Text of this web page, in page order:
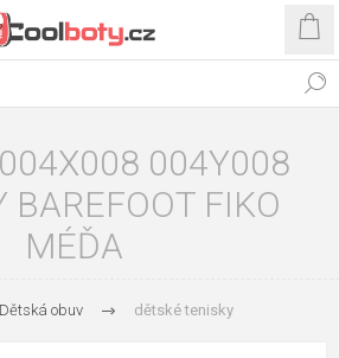
004Y008
BAREFOOT FIKO
MÉĎA
Dětská obuv dětské tenisky